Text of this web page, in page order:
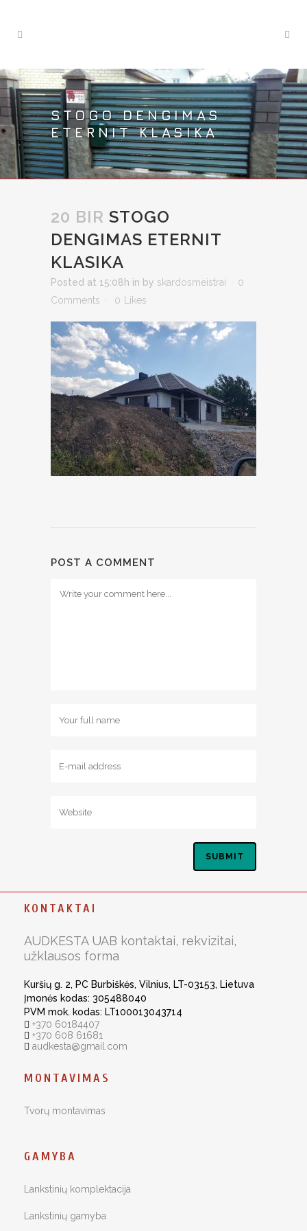
STOGO DENGIMAS
ETERNIT KLASIKA
20 BIR STOGO
DENGIMAS ETERNIT
KLASIKA
Posted at 15:08h in by skardosmeistrai
0
Comments
0 Likes
POST A COMMENT
KONTAKTAI
AUDKESTA UAB kontaktai, rekvizitai,
užklausos forma
Kuršių g. 2, PC Burbiškės, Vilnius, LT-03153, Lietuva
Įmonės kodas: 305488040
PVM mok. kodas: LT100013043714
+370 60184407
+370 608 61681
audkesta@gmail.com
MONTAVIMAS
Tvorų montavimas
GAMYBA
Lankstinių komplektacija
Lankstinių gamyba